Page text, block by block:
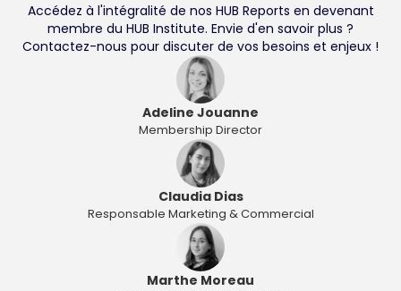
Accédez à l'intégralité de nos HUB Reports en devenant
membre du HUB Institute. Envie d'en savoir plus ?
Contactez-nous pour discuter de vos besoins et enjeux !
Adeline Jouanne
Membership Director
Claudia Dias
Responsable Marketing & Commercial
Marthe Moreau